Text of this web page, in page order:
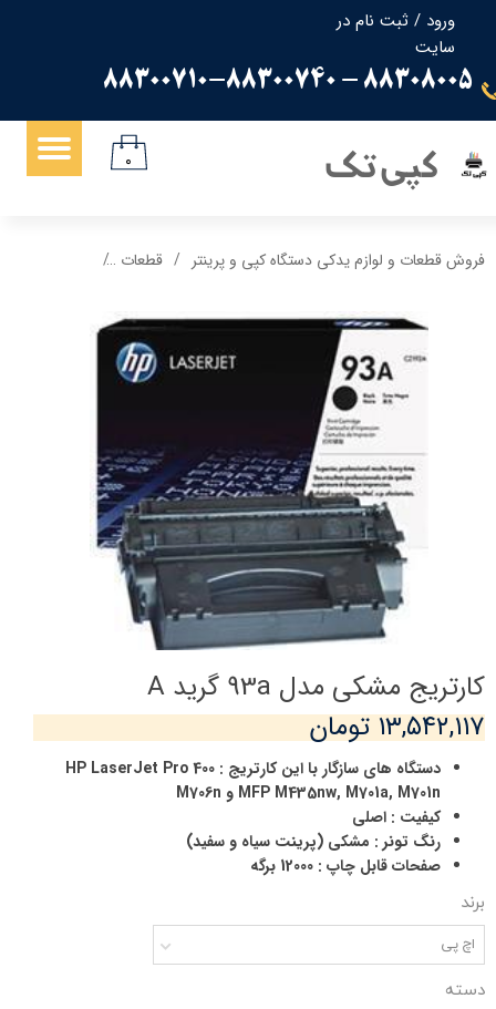
ورود / ثبت نام در
سایت
حساب کاربری من
تغییر گذر واژه
سفارشات
88308005 - 88300710-88300740
کپی تک ۰
فروش قطعات و لوازم یدکی دستگاه کپی و پرینتر قطعات
کارتریج مشکی مدل 93a گرید A
۱۳,۵۴۲,۱۱۷ تومان
دستگاه های سازگار با این کارتریج : HP LaserJet Pro 400
MFP M435nw, M701a, M701n و M706n
کیفیت : اصلی
رنگ تونر : مشکی (پرینت سیاه و سفید)
صفحات قابل چاپ : 12000 برگه
برند
اچ پی
دسته